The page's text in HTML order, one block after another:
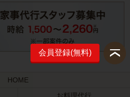
会員登録(無料)
HOME
お料理代行